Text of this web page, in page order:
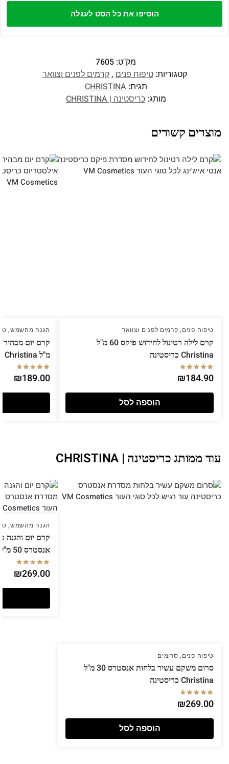
הוסיפו את כל הסט לעגלה
מק"ט: 7605
קטגוריות:טיפוח פנים ,קרמים לפנים וצוואר
תגית:CHRISTINA
מותג:כריסטינה | CHRISTINA
מוצרים קשורים
טיפוח פנים, קרמים לפנים וצוואר
קרם לילה רטינול לחידוש פיקס 60 מ"ל
Christina כריסטינה
₪184.90
הוספה לסל
הגנה מהשמש,
מ"ל Christina כריסטינה
₪189.00
עוד ממותג כריסטינה | CHRISTINA
טיפוח פנים, סרומים
סרום משקם עשיר בלחות אנסטרס 30 מ"ל
Christina כריסטינה
₪269.00
הוספה לסל
הגנה מהשמש,
אנסטרס 50 מ"ל Christina כריסטינה
₪269.00